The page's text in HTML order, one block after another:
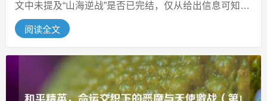
文中未提及“山海逆战”是否已完结，仅从给出信息可知当
下相关情节激战的状态，...
阅读全文